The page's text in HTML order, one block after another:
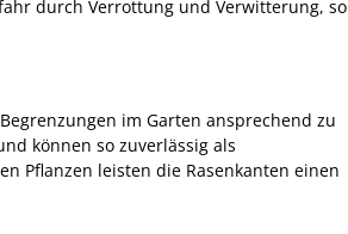
durch Verrottung und Verwitterung, so
im Garten ansprechend zu
können so zuverlässig als
Pflanzen leisten die Rasenkanten einen